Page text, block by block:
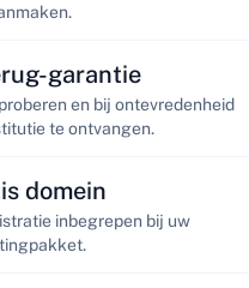
garantie
en bij ontevredenheid
te ontvangen.
domein
inbegrepen bij uw